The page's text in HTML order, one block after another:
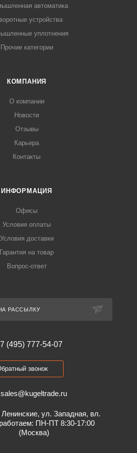
автоматика
устройства
уплотнения
Прочие категории
КОМПАНИЯ
О компании
Новости
Отзывы
Карьера
Контакты
ИНФОРМАЦИЯ
Офисы
Условия оплаты
Условия доставки
Гарантия на товар
Вопрос-ответ
РАССЫЛКУ
(495) 777-54-07
звонок
sales@kugeltrade.ru
Ленинские, ул. Западная, вл.
ПН-ПТ 8:30-17:00
(Москва)